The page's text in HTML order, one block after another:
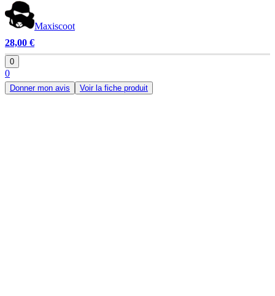
Maxiscoot
28,00 €
0
0
Donner mon avis Voir la fiche produit